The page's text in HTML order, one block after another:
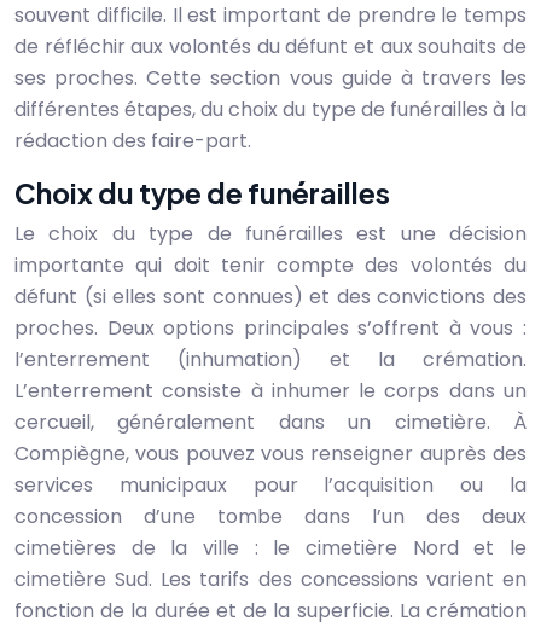
souvent difficile. Il est important de prendre le temps
de réfléchir aux volontés du défunt et aux souhaits de
ses proches. Cette section vous guide à travers les
différentes étapes, du choix du type de funérailles à la
rédaction des faire-part.
Choix du type de funérailles
Le choix du type de funérailles est une décision
importante qui doit tenir compte des volontés du
défunt (si elles sont connues) et des convictions des
proches. Deux options principales s’offrent à vous :
l’enterrement (inhumation) et la crémation.
L’enterrement consiste à inhumer le corps dans un
cercueil, généralement dans un cimetière. À
Compiègne, vous pouvez vous renseigner auprès des
services municipaux pour l’acquisition ou la
concession d’une tombe dans l’un des deux
cimetières de la ville : le cimetière Nord et le
cimetière Sud. Les tarifs des concessions varient en
fonction de la durée et de la superficie. La crémation